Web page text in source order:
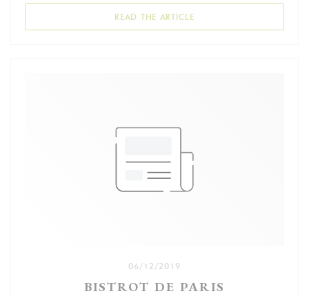
READ THE ARTICLE((OPENS IN A NEW
06/12/2019
BISTROT DE PARIS